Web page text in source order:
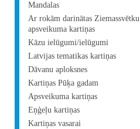
Mandalas
Ar rokām darinātas Ziemassvētku
apsveikuma kartiņas
Kāzu ielūgumi/ielūgumi
Latvijas tematikas kartiņas
Dāvanu aploksnes
Kartiņas Pūķa gadam
Apsveikuma kartiņas
Eņģeļu kartiņas
Kartiņas vasarai